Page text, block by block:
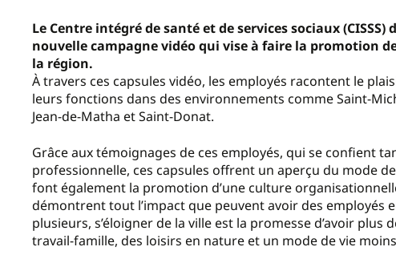
Le Centre intégré de santé et de services sociaux
nouvelle campagne vidéo qui vise à faire la promotion
la région.
À travers ces capsules vidéo, les employés racontent le
leurs fonctions dans des environnements comme Saint-
Jean-de-Matha et Saint-Donat.
Grâce aux témoignages de ces employés, qui se confient
professionnelle, ces capsules offrent un aperçu du mode
font également la promotion d’une culture
démontrent tout l’impact que peuvent avoir des employés
plusieurs, s’éloigner de la ville est la promesse d’avoir
travail-famille, des loisirs en nature et un mode de vie